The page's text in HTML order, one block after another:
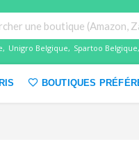
, Unigro Belgique, Spartoo Belgique
BOUTIQUES